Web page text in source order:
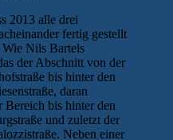
2013 alle drei
fertig gestellt
Nils Bartels
der Abschnitt von der
bis hinter den
daran
Bereich bis hinter den
und zuletzt der
Neben einer